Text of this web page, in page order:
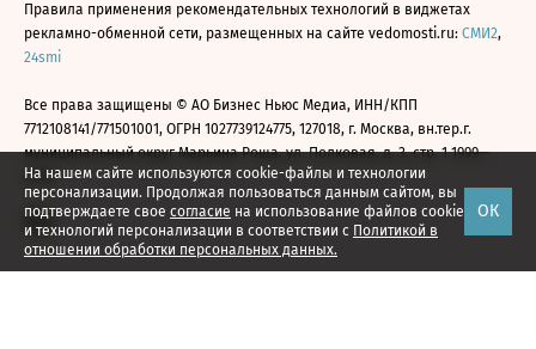
На нашем сайте используются cookie-файлы и технологии
персонализации. Продолжая пользоваться данным сайтом, вы
подтверждаете свое согласие на использование файлов cookie
и технологий персонализации в соответствии с Политикой в
отношении обработки персональных данных.
ОК
Правила применения рекомендательных технологий в виджетах
рекламно-обменной сети, размещенных на сайте vedomosti.ru: СМИ2,
24smi
Все права защищены © АО Бизнес Ньюс Медиа, ИНН/КПП
7712108141/771501001, ОГРН 1027739124775, 127018, г. Москва, вн.тер.г.
муниципальный округ Марьина Роща, ул. Полковая, д. 3, стр. 1 1999—
2026